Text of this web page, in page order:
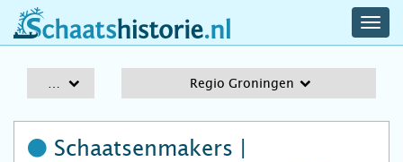
schaatshistorie.nl
Regio Groningen
Schaatsenmakers |